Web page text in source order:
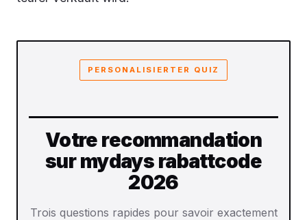
PERSONALISIERTER QUIZ
Votre recommandation
sur mydays rabattcode
2026
Trois questions rapides pour savoir exactement